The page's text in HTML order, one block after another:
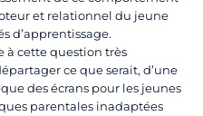
et relationnel du jeune
d’apprentissage.
à cette question très
ce que serait, d’une
des écrans pour les jeunes
parentales inadaptées